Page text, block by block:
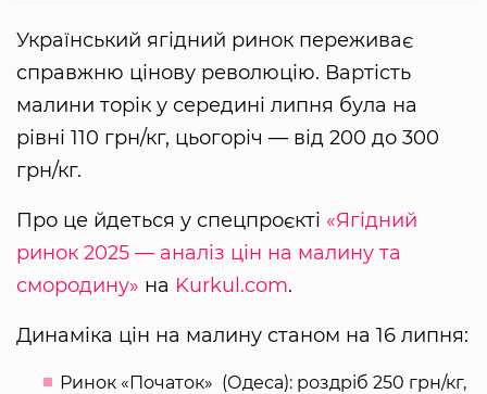
Український ягідний ринок переживає
справжню цінову революцію. Вартість
малини торік у середині липня була на
рівні 110 грн/кг, цьогоріч — від 200 до 300
грн/кг.
Про це йдеться у спецпроєкті «Ягідний
ринок 2025 — аналіз цін на малину та
смородину» на Kurkul.com.
Динаміка цін на малину станом на 16 липня:
Ринок «Початок» (Одеса): роздріб 250 грн/кг,